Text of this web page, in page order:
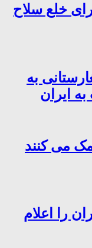
خلع سلاح
به
ایران
می کنند
را اعلام